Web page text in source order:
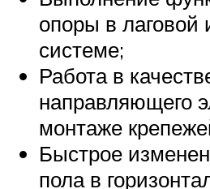
опоры в
системе;
Работа в
направляющего
монтаже
Быстрое
пола в